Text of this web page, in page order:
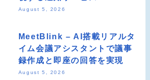
August 5, 2026
MeetBlink – AI搭載リアルタ
イム会議アシスタントで議事
録作成と即座の回答を実現
August 5, 2026